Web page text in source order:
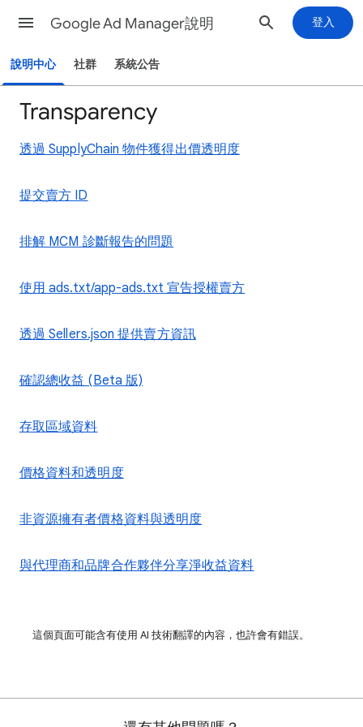
Google Ad Manager說明 登入
說明中心 社群 系統公告
Transparency
透過 SupplyChain 物件獲得出價透明度
提交賣方 ID
排解 MCM 診斷報告的問題
使用 ads.txt/app-ads.txt 宣告授權賣方
透過 Sellers.json 提供賣方資訊
確認總收益 (Beta 版)
存取區域資料
價格資料和透明度
非資源擁有者價格資料與透明度
與代理商和品牌合作夥伴分享淨收益資料
這個頁面可能含有使用 AI 技術翻譯的內容，也許會有錯誤。